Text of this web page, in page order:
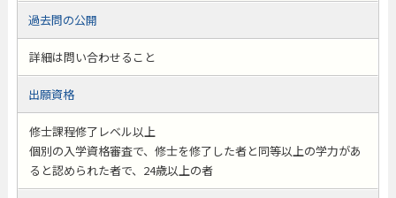
過去問の公開
詳細は問い合わせること
出願資格
修士課程修了レベル以上
個別の入学資格審査で、修士を修了した者と同等以上の学力があ
ると認められた者で、24歳以上の者